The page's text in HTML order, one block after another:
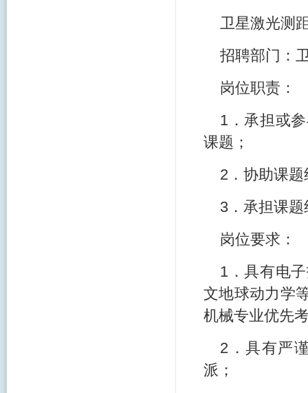
卫星激光测
招聘部门：
岗位职责：
1．承担或
课题；
2．协助课
3．承担课
岗位要求：
1．具有电
文地球动力学
机械专业优先
2．具有严
派；